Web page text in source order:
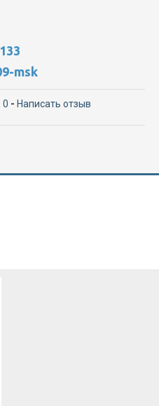
msk
0 - Написать отзыв